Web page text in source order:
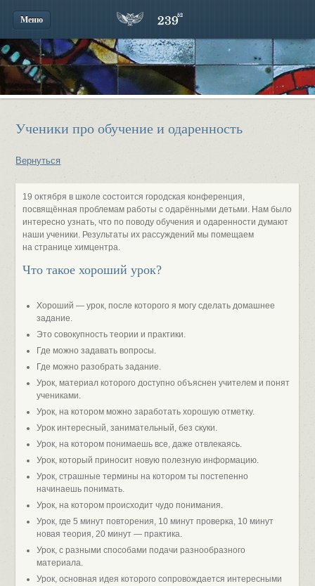
Меню
Ученики про обучение и одаренность
Вернуться
19 октября в школе состоится городская конференция,
посвящённая проблемам работы с одарёнными детьми. Нам было
интересно узнать, что по поводу обучения и одаренности думают
наши ученики. Результаты их рассуждений мы помещаем
на странице химцентра.
Что такое хороший урок?
Хороший — урок, после которого я могу сделать домашнее
задание.
Это совокупность теории и практики.
Где можно задавать вопросы.
Где можно разобрать задание.
Урок, материал которого доступно объяснен учителем и понят
учениками.
Урок, на котором можно заработать хорошую отметку.
Урок интересный, занимательный, без скуки.
Урок, на котором понимаешь все, даже отвлекаясь.
Урок, который приносит новую полезную информацию.
Урок, страшные термины на котором ты постепенно
начинаешь понимать.
Урок, на котором происходит чудо понимания.
Урок, где 5 минут повторения, 10 минут проверка, 10 минут
новая теория, 20 минут — практика.
Урок, с разными способами подачи разнообразного
материала.
Урок, основная идея которого сопровождается интересными